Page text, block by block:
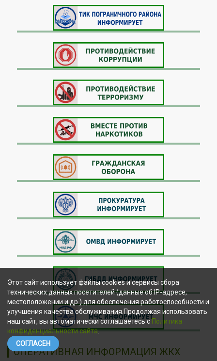
ОПЕРАТИВНАЯ ИНФОРМАЦИЯ ЖКХ
Этот сайт использует файлы cookies и сервисы сбора
технических данных посетителей (данные об IP-адресе,
местоположении и др.) для обеспечения работоспособности и
улучшения качества обслуживания.Продолжая использовать
наш сайт, вы автоматически соглашаетесь сПолитика
конфиденциальности сайта.
СОГЛАСЕН